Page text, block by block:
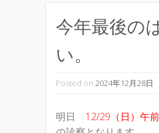
今年最後の
い。
Posted on 2024年12月28日
明日 12/29（日）午前